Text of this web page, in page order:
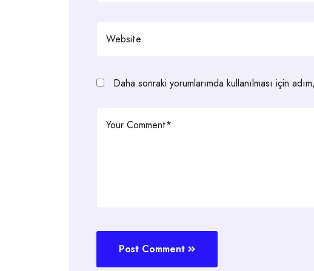
Daha sonraki yorumlarımda kullanılması için
Post Comment